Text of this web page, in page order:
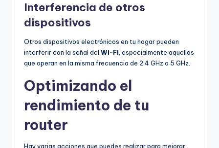
Interferencia de otros
dispositivos
Otros dispositivos electrónicos en tu hogar pueden
interferir con la señal del Wi-Fi , especialmente aquellos
que operan en la misma frecuencia de 2.4 GHz o 5 GHz.
Optimizando el
rendimiento de tu
router
Hay varias acciones que puedes realizar para mejorar